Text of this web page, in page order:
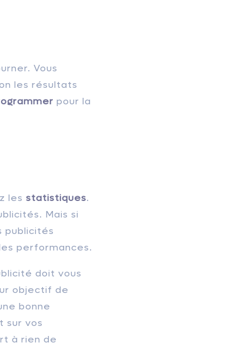
Vous
les résultats
pour la
les statistiques.
Mais si
publicités
performances.
doit vous
objectif de
bonne
sur vos
à rien de